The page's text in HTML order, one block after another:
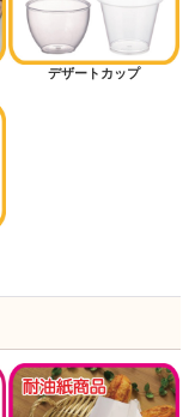
デザートカップ